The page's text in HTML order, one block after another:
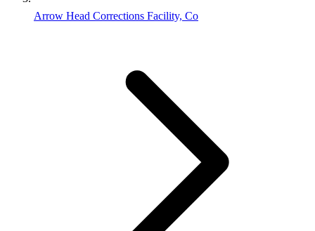
Arrow Head Corrections Facility, Co